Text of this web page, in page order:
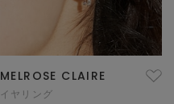
MELROSE CLAIRE
イヤリング